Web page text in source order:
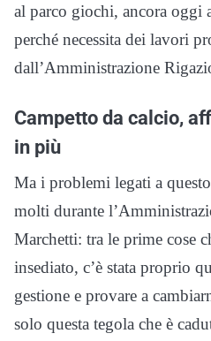
al parco giochi, ancora oggi
perché necessita dei lavori
dall’Amministrazione
Campetto da calcio,
in più
Ma i problemi legati a
molti durante
Marchetti: tra le prime cose
insediato, c’è stata proprio
gestione e provare a
solo questa tegola che è